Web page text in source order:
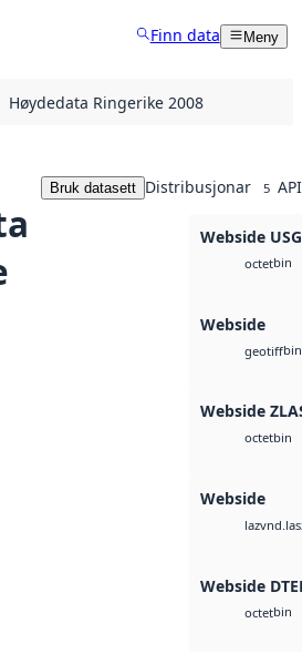
Finn data Meny
Høydedata Ringerike 2008
Bruk datasett Distribusjonar 5
Webside
octetbin
Webside
geotiffbin
Webside
octetbin
Webside
laz
Webside
octetbin